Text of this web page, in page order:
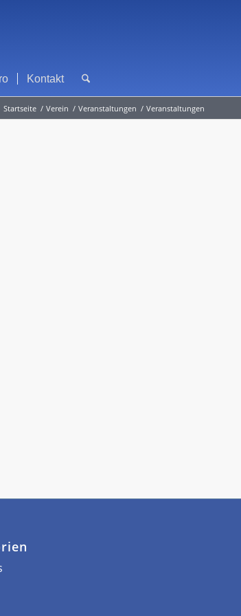
Kontakt
Startseite / Verein / Veranstaltungen / Veranstaltungen